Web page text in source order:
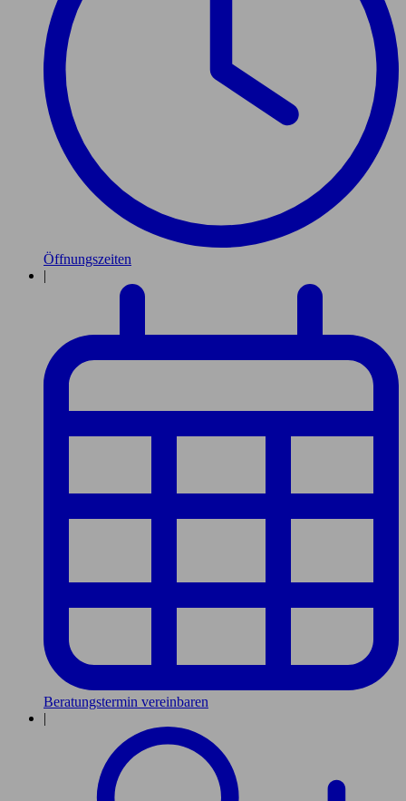
Öffnungszeiten
|
Beratungstermin vereinbaren
|